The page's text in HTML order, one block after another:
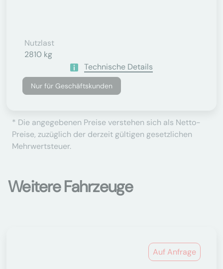
Nutzlast
2810 kg
Technische Details
Nur für Geschäftskunden
* Die angegebenen Preise verstehen sich als Netto-
Preise, zuzüglich der derzeit gültigen gesetzlichen
Mehrwertsteuer.
Weitere Fahrzeuge
Auf Anfrage